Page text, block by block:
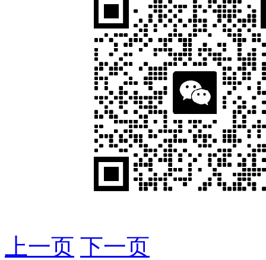
上一页 下一页